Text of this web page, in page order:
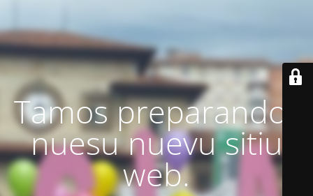
Tamos preparando'l
nuesu nuevu sitiu
web.